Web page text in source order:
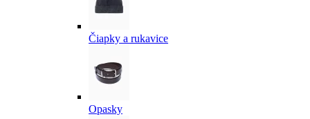
Čiapky a rukavice
Opasky